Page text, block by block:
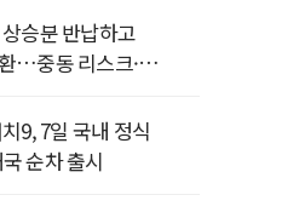
승분 반납하고
…중동 리스크·美
9, 7일 국내 정식
순차 출시